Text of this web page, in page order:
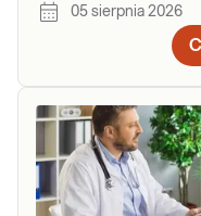
05 sierpnia 2026